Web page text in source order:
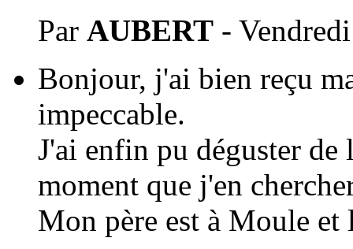
Par AUBERT -
Bonjour, j'ai bien reçu
impeccable.
J'ai enfin pu déguster
moment que j'en
Mon père est à Moule et